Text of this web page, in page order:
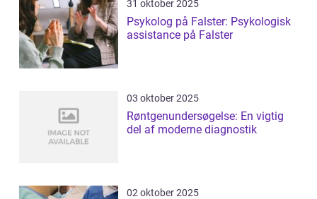
31 oktober 2025
Psykolog på Falster: Psykologisk
assistance på Falster
03 oktober 2025
Røntgenundersøgelse: En vigtig
del af moderne diagnostik
02 oktober 2025